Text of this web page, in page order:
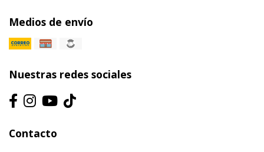
Medios de envío
Nuestras redes sociales
Contacto